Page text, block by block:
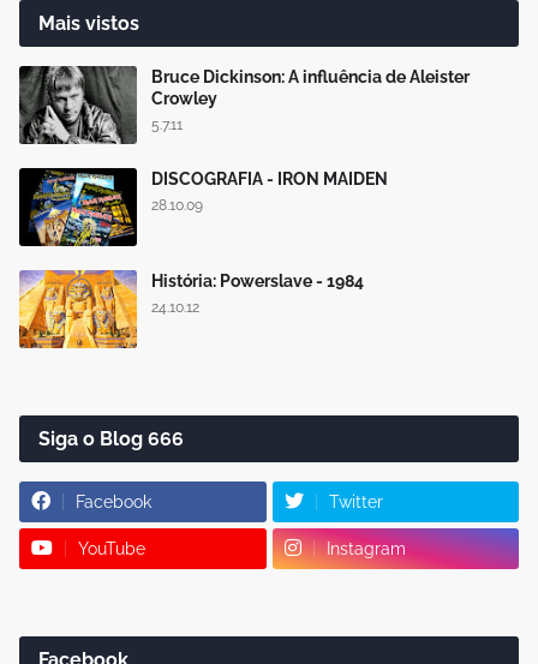
Mais vistos
Bruce Dickinson: A influência de Aleister
Crowley
5.7.11
DISCOGRAFIA - IRON MAIDEN
28.10.09
História: Powerslave - 1984
24.10.12
Siga o Blog 666
Facebook Twitter
YouTube Instagram